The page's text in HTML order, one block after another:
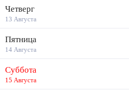
Четверг
13 Августа
Пятница
14 Августа
Суббота
15 Августа